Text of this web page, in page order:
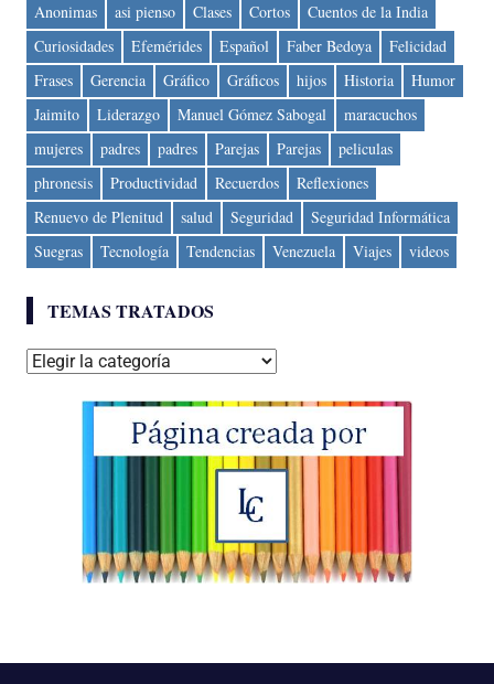
Anonimas
asi pienso Clases Cortos
Cuentos de la India
Curiosidades
Efemérides Español Faber Bedoya
Felicidad
Frases
Gerencia Gráfico Gráficos hijos Historia
Humor
Jaimito
Liderazgo Manuel Gómez Sabogal
maracuchos
mujeres
padres padres Parejas Parejas
peliculas
phronesis
Productividad Recuerdos
Reflexiones
Renuevo de Plenitud
salud Seguridad
Seguridad Informática
Suegras
Tecnología Tendencias Venezuela Viajes videos
TEMAS TRATADOS
Temas